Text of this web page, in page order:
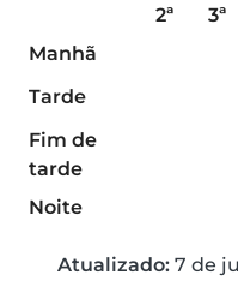
2ª 3ª
Manhã
Tarde
Fim de
tarde
Noite
Atualizado: 7 de